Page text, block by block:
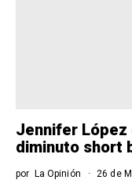
Jennifer López
diminuto short
por La Opinión 26 de